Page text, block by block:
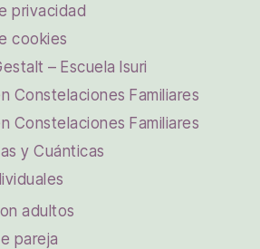
privacidad
cookies
– Escuela Isuri
Constelaciones Familiares
Constelaciones Familiares
y Cuánticas
adultos
pareja